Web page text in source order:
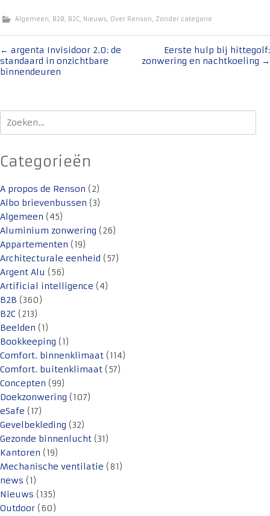
Algemeen, B2B, B2C, Nieuws, Over Renson, Zonder categorie
Bericht
navigatie
← argenta Invisidoor 2.0: de
standaard in onzichtbare
binnendeuren
Eerste hulp bij hittegolf:
zonwering en nachtkoeling →
Zoeken
naar:
Categorieën
A propos de Renson (2)
Albo brievenbussen (3)
Algemeen (45)
Aluminium zonwering (26)
Appartementen (19)
Architecturale eenheid (57)
Argent Alu (56)
Artificial intelligence (4)
B2B (360)
B2C (213)
Beelden (1)
Bookkeeping (1)
Comfort. binnenklimaat (114)
Comfort. buitenklimaat (57)
Concepten (99)
Doekzonwering (107)
eSafe (17)
Gevelbekleding (32)
Gezonde binnenlucht (31)
Kantoren (19)
Mechanische ventilatie (81)
news (1)
Nieuws (135)
Outdoor (60)